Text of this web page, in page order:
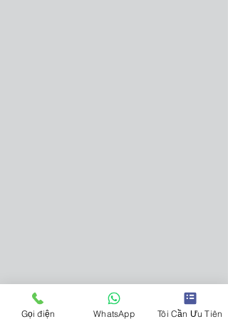
Gọi điện WhatsApp Tôi Cần Ưu Tiên